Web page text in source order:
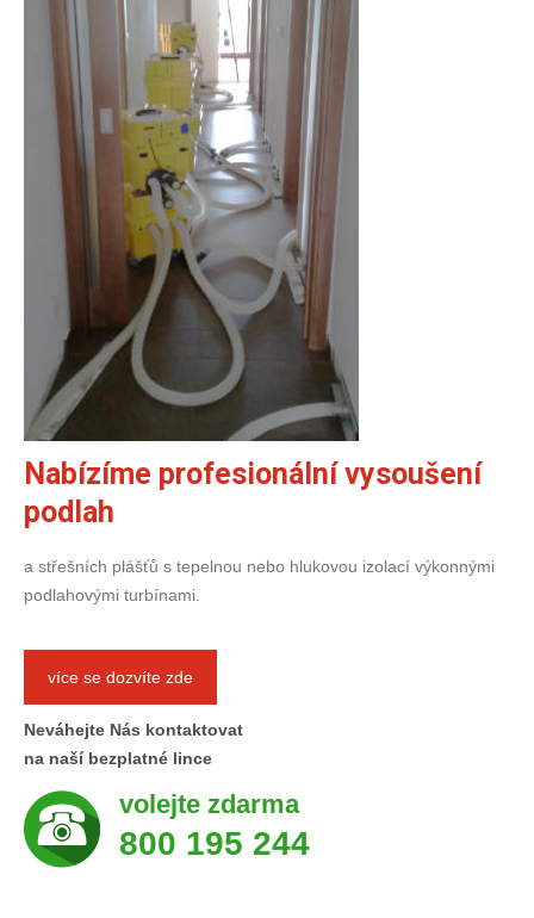
Nabízíme profesionální vysoušení
podlah
a střešních plášťů s tepelnou nebo hlukovou izolací výkonnými
podlahovými turbínami.
více se dozvíte zde
Neváhejte Nás kontaktovat
na naší bezplatné lince
volejte zdarma
800 195 244